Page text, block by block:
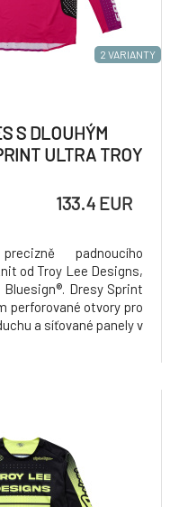
2 VARIANTY
S DLOUHÝM
ULTRA TROY
FUSCHIA
133.4 EUR
padnoucího
od Troy Lee Designs,
Dresy Sprint
perforované otvory pro
a síťované panely v